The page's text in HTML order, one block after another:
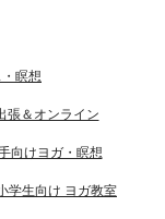
瞑想
張＆オンライン
向けヨガ・瞑想
学生向け ヨガ教室